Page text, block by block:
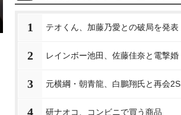
1 テオくん、加藤乃愛との破局を発表
2 レインボー池田、佐藤佳奈と電撃婚
3 元横綱・朝青龍、白鵬翔氏と再会2S
4 研ナオコ、コンビニで買う商品